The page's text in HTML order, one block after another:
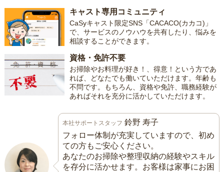
キャスト専用コミュニティ
CaSyキャスト限定SNS「CACACO(カカコ)」
で、サービスのノウハウを共有したり、悩みを
相談することができます。
資格・免許不要
お掃除やお料理が好き！、得意！という方であ
れば、どなたでも働いていただけます。年齢も
不問です。もちろん、資格や免許、職務経験が
あればそれを充分に活かしていただけます。
本社サポートスタッフ 鈴野 寿子
フォロー体制が充実していますので、初め
ての方もご安心ください。
あなたのお掃除や整理収納の経験やスキル
を存分に活かせます。お客様は家事にお困